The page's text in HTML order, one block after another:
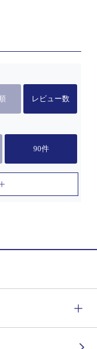
レビュー数
90件